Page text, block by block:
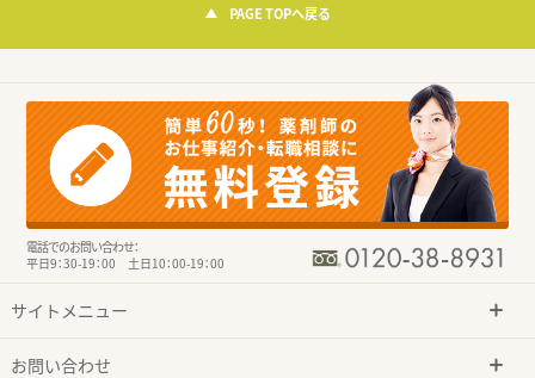
PAGE TOPへ戻る
電話でのお問い合わせ：
平日9：30-19：00 土日10：00-19：00
サイトメニュー
お問い合わせ